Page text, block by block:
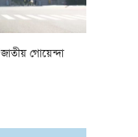
গোয়েন্দা